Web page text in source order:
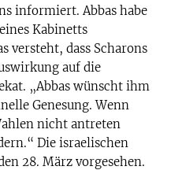
informiert. Abbas habe
Kabinetts
versteht, dass Scharons
auf die
„Abbas wünscht ihm
Genesung. Wenn
nicht antreten
Die israelischen
28. März vorgesehen.